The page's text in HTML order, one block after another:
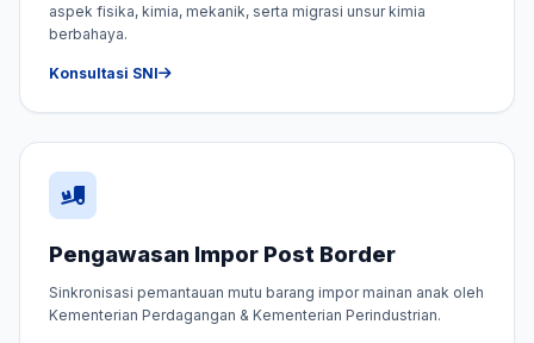
aspek fisika, kimia, mekanik, serta migrasi unsur kimia
berbahaya.
Konsultasi SNI
Pengawasan Impor Post Border
Sinkronisasi pemantauan mutu barang impor mainan anak oleh
Kementerian Perdagangan & Kementerian Perindustrian.